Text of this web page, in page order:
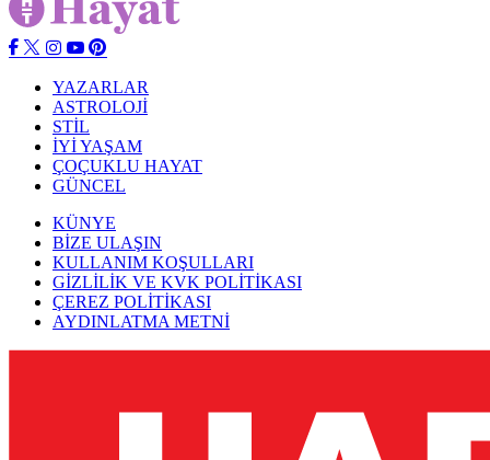
YAZARLAR
ASTROLOJİ
STİL
İYİ YAŞAM
ÇOÇUKLU HAYAT
GÜNCEL
KÜNYE
BİZE ULAŞIN
KULLANIM KOŞULLARI
GİZLİLİK VE KVK POLİTİKASI
ÇEREZ POLİTİKASI
AYDINLATMA METNİ